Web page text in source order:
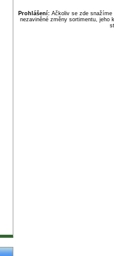
Prohlášení:Ačkoliv se zde snažíme
nezaviněné změny sortimentu, jeho